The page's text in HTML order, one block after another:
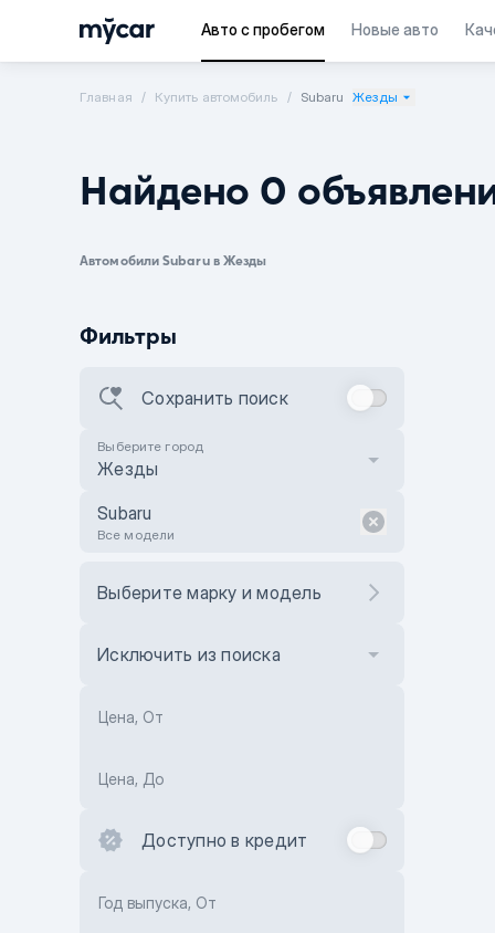
Авто с пробегом Новые авто
Главная Купить автомобиль Subaru Жезды
Найдено 0
Автомобили Subaru в Жезды
Фильтры
Сохранить поиск
Выберите город
Жезды
Subaru
Все модели
Выберите марку и модель
Исключить из поиска
Цена, От
Цена, До
Доступно в кредит
Год выпуска, От